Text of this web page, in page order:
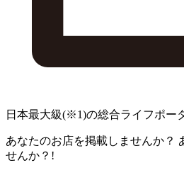
日本最大級(※1)の総合ライフポー
あなたのお店を掲載しませんか？
せんか？!